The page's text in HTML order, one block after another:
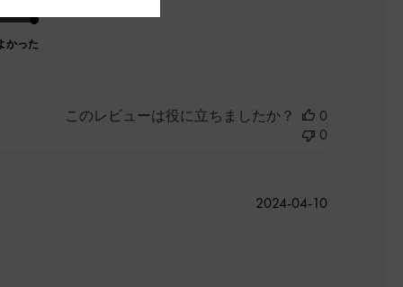
かった
このレビューは役に立ちましたか？
0
0
公
2024-04-10